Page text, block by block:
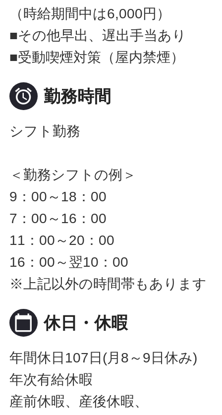
（時給期間中は6,000円）
■その他早出、遅出手当あり
■受動喫煙対策（屋内禁煙）
 勤務時間
シフト勤務
＜勤務シフトの例＞
9：00～18：00
7：00～16：00
11：00～20：00
16：00～翌10：00
※上記以外の時間帯もあります
calendar_today 休日・休暇
年間休日107日(月8～9日休み)
年次有給休暇
産前休暇、産後休暇、